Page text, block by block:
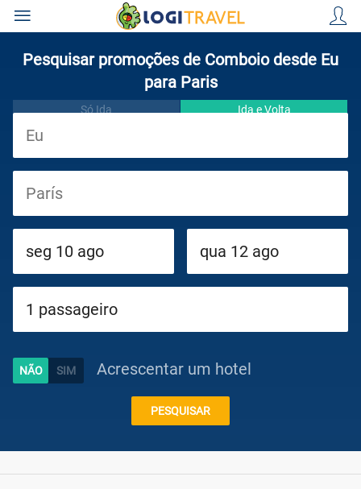
Cruzeiros
Circuitos
Caraíbas
Pesquisar promoções de Comboio desde Eu
para Paris
Só Ida Ida e Volta
Acrescentar um hotel
PESQUISAR